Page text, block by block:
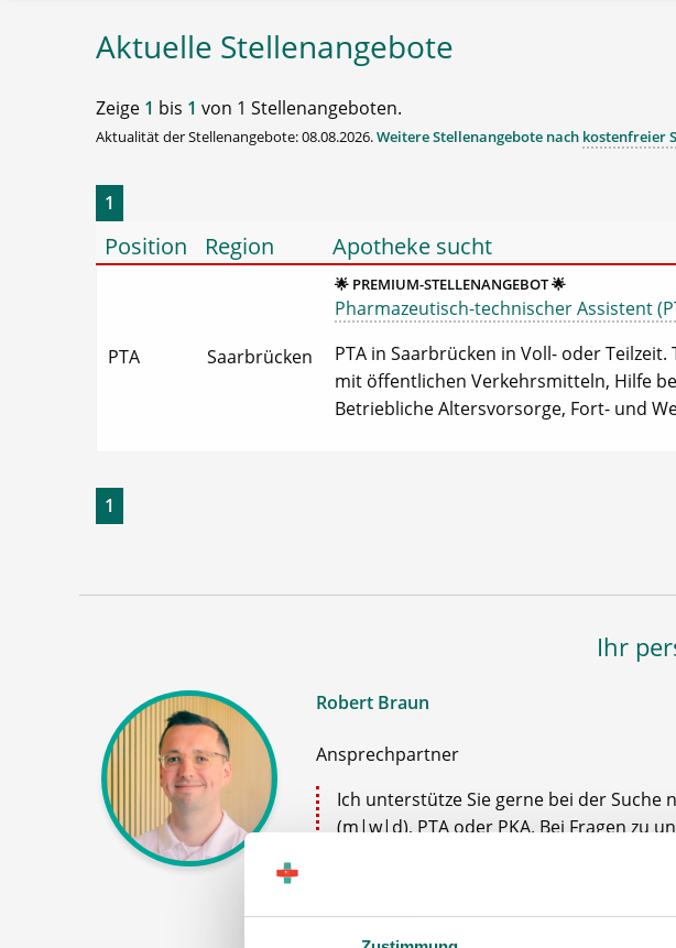
Aktuelle Stellenangebote
Zeige 1 bis 1 von 1 Stellenangeboten.
Aktualität der Stellenangebote: 08.08.2026.Weitere Stellenangebote nach kostenfreier
1
Position Region Apotheke sucht
PTA Saarbrücken
🌟 PREMIUM-STELLENANGEBOT 🌟
Pharmazeutisch-technischer Assistent
PTA in Saarbrücken in Voll- oder
mit öffentlichen Verkehrsmitteln, Hilfe
Betriebliche Altersvorsorge, Fort- und
1
Ihr
Robert Braun
Ansprechpartner
Ich unterstütze Sie gerne bei der Suche
(m|w|d), PTA oder PKA. Bei Fragen zu